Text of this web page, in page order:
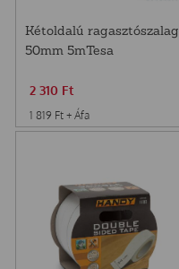
Kétoldalú ragasztószalag
50mm 5mTesa
2 310 Ft
1 819 Ft + Áfa